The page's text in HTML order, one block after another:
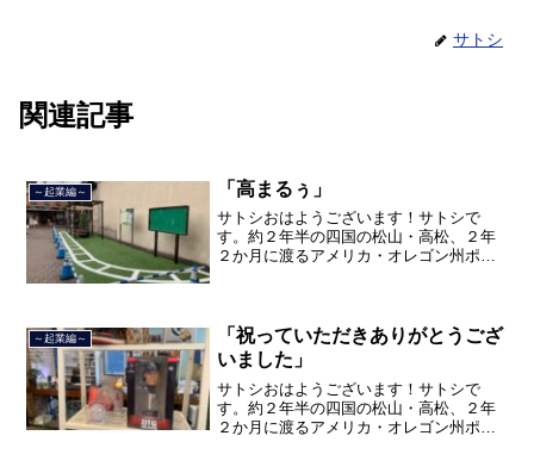
サトシ
関連記事
～起業編～ 「高まるぅ」
サトシおはようございます！サトシで
す。約２年半の四国の松山・高松、２年
２か月に渡るアメリカ・オレゴン州ポー
て、２０２１年３月９日より東...
～起業編～
「祝っていただきありがとうござ
いました」
サトシおはようございます！サトシで
す。約２年半の四国の松山・高松、２年
２か月に渡るアメリカ・オレゴン州ポー